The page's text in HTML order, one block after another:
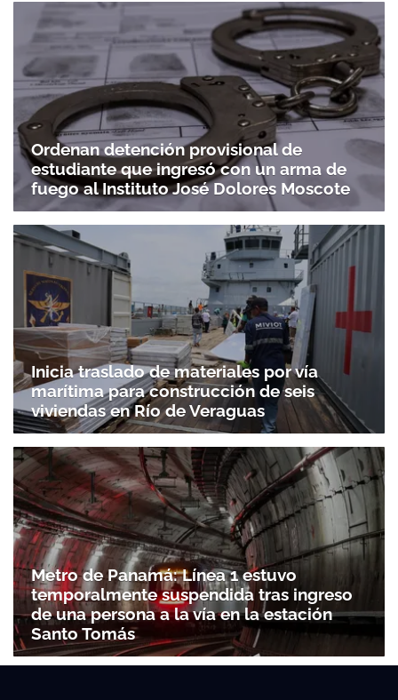
Ordenan detención provisional de
estudiante que ingresó con un arma de
fuego al Instituto José Dolores Moscote
Inicia traslado de materiales por vía
marítima para construcción de seis
viviendas en Río de Veraguas
Metro de Panamá: Línea 1 estuvo
temporalmente suspendida tras ingreso
de una persona a la vía en la estación
Santo Tomás